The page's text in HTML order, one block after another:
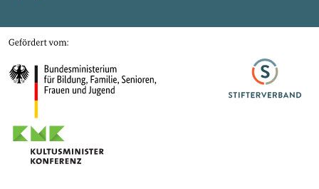
Gefördert von
Bundesministerium für Bildung, Familie, Senioren, Frauen und Jugend
Stifterverband
Kultusministerkonferenz